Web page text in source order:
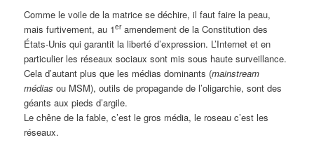
Comme le voile de la matrice se déchire, il faut faire la peau,
mais furtivement, au 1eramendement de la Constitution des
États-Unis qui garantit la liberté d’expression. L’Internet et en
particulier les réseaux sociaux sont mis sous haute surveillance.
Cela d’autant plus que les médias dominants (mainstream
médias ou MSM), outils de propagande de l’oligarchie, sont des
géants aux pieds d’argile.
Le chêne de la fable, c’est le gros média, le roseau c’est les
réseaux.